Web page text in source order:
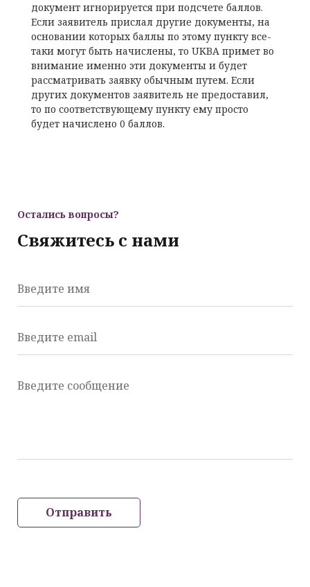
документ игнорируется при подсчете баллов.
Если заявитель прислал другие документы, на
основании которых баллы по этому пункту все-
таки могут быть начислены, то UKBA примет во
внимание именно эти документы и будет
рассматривать заявку обычным путем. Если
других документов заявитель не предоставил,
то по соответствующему пункту ему просто
будет начислено 0 баллов.
Остались вопросы?
Свяжитесь с нами
Введите имя
Введите email
Введите сообщение
Отправить